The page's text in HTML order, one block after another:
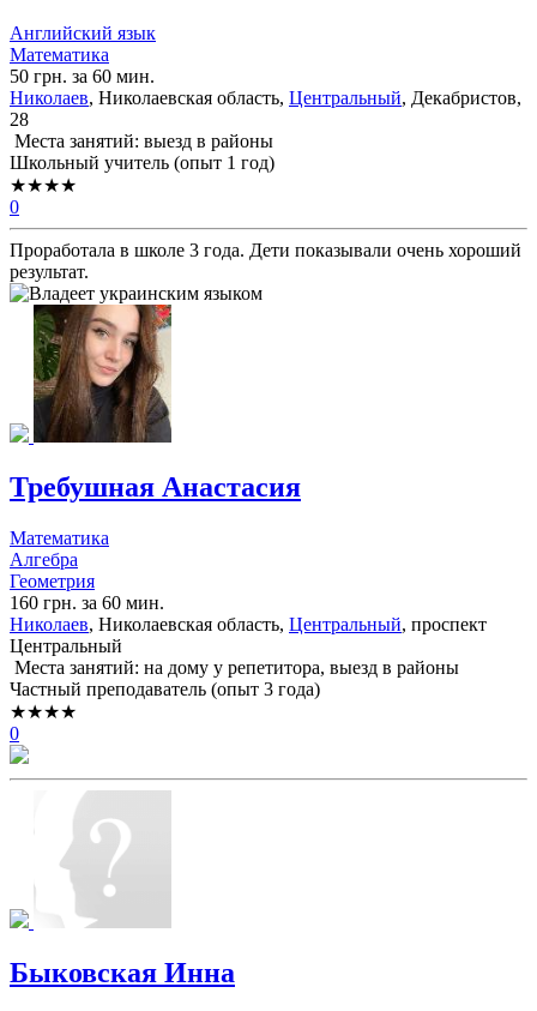
Английский язык
Математика
50 грн. за 60 мин.
Николаев, Николаевская область, Центральный, Декабристов,
28
Места занятий: выезд в районы
Школьный учитель (опыт 1 год)
★★★★
0
Проработала в школе 3 года. Дети показывали очень хороший
результат.
Требушная Анастасия
Математика
Алгебра
Геометрия
160 грн. за 60 мин.
Николаев, Николаевская область, Центральный, проспект
Центральный
Места занятий: на дому у репетитора, выезд в районы
Частный преподаватель (опыт 3 года)
★★★★
0
Быковская Инна